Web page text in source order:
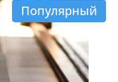
Популярный